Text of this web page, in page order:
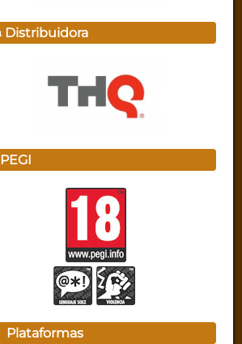
Distribuidora
PEGI
Plataformas